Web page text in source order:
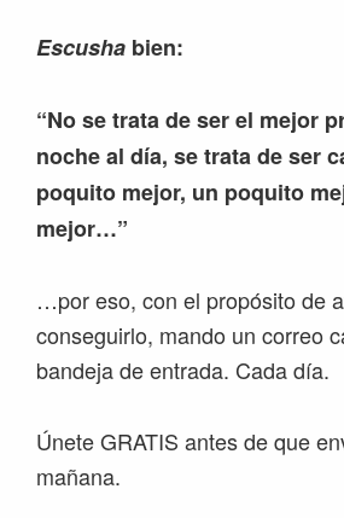
Escusha bien:
“No se trata de ser el mejor
noche al día, se trata de ser
poquito mejor, un poquito
mejor…”
…por eso, con el propósito de
conseguirlo, mando un correo
bandeja de entrada. Cada día.
Únete GRATIS antes de que
mañana.